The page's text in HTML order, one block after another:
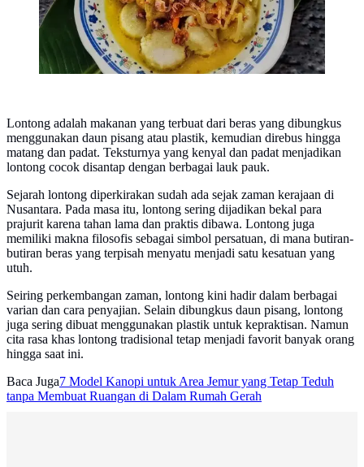
Lontong adalah makanan yang terbuat dari beras yang dibungkus
menggunakan daun pisang atau plastik, kemudian direbus hingga
matang dan padat. Teksturnya yang kenyal dan padat menjadikan
lontong cocok disantap dengan berbagai lauk pauk.
Sejarah lontong diperkirakan sudah ada sejak zaman kerajaan di
Nusantara. Pada masa itu, lontong sering dijadikan bekal para
prajurit karena tahan lama dan praktis dibawa. Lontong juga
memiliki makna filosofis sebagai simbol persatuan, di mana butiran-
butiran beras yang terpisah menyatu menjadi satu kesatuan yang
utuh.
Seiring perkembangan zaman, lontong kini hadir dalam berbagai
varian dan cara penyajian. Selain dibungkus daun pisang, lontong
juga sering dibuat menggunakan plastik untuk kepraktisan. Namun
cita rasa khas lontong tradisional tetap menjadi favorit banyak orang
hingga saat ini.
Baca Juga7 Model Kanopi untuk Area Jemur yang Tetap Teduh
tanpa Membuat Ruangan di Dalam Rumah Gerah